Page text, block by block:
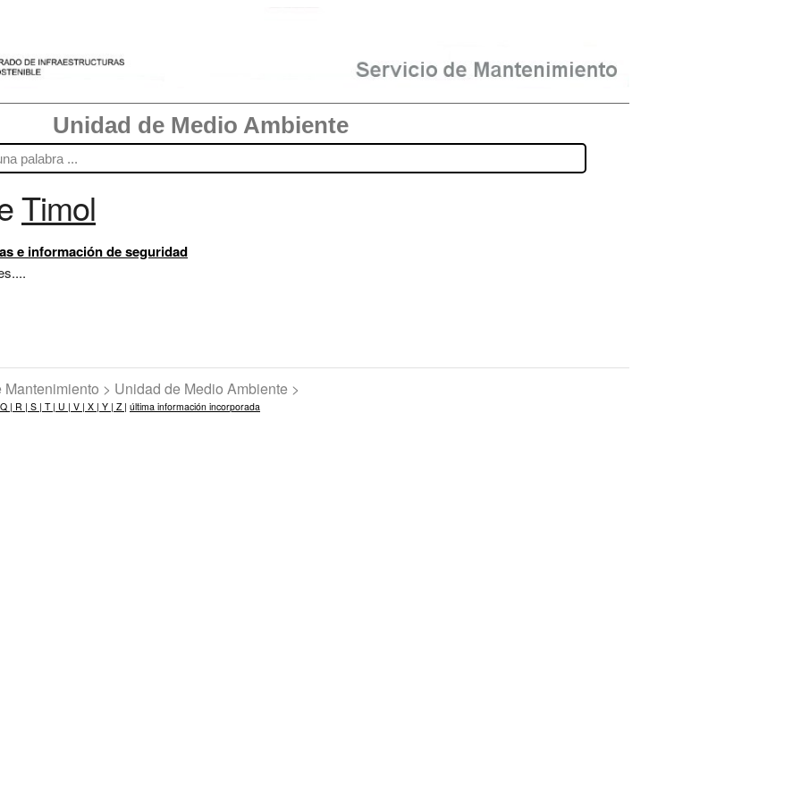
Unidad de Medio Ambiente
Timol
e información de seguridad
> Unidad de Medio Ambiente >
Q | R | S | T | U | V | X | Y | Z | última información incorporada